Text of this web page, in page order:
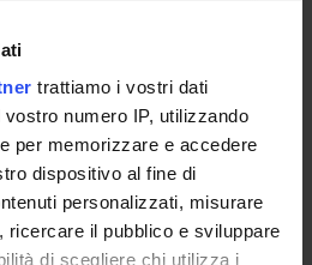
trattiamo i vostri dati
numero IP, utilizzando
per memorizzare e accedere
dispositivo al fine di
personalizzati, misurare
ricercare il pubblico e sviluppare
di scegliere chi utilizza i
OFFICES